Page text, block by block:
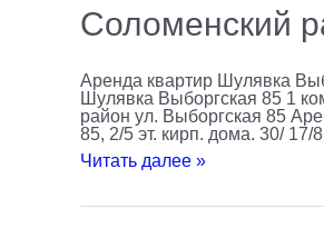
Соломенский
Аренда квартир Шулявка
Шулявка Выборгская 85 1
район ул. Выборгская 85
85, 2/5 эт. кирп. дома. 30/ 17/
Читать далее »